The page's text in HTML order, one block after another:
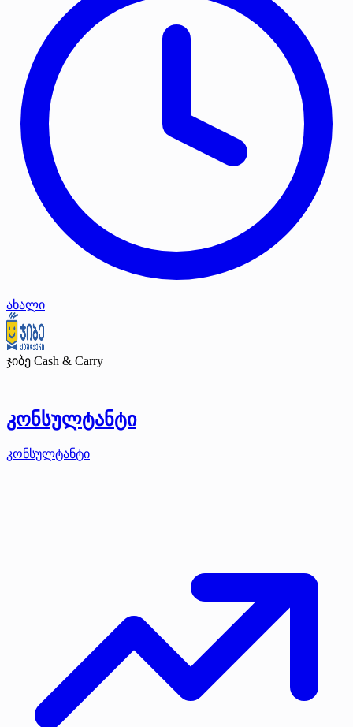
ახალი
ჯიბე Cash & Carry
კონსულტანტი
კონსულტანტი